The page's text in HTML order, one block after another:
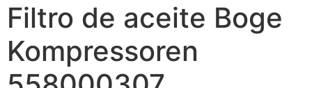
Filtro de aceite Boge
Kompressoren